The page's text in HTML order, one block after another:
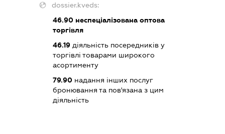
dossier.kveds:
46.90неспеціалізована оптова
торгівля
46.19діяльність посередників у
торгівлі товарами широкого
асортименту
79.90надання інших послуг
бронювання та пов'язана з цим
діяльність